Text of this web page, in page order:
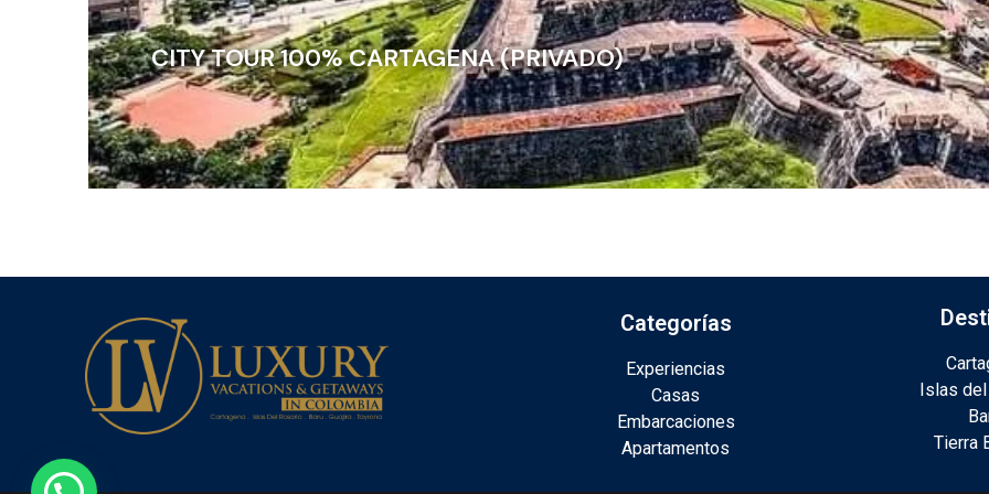
CITY TOUR 100% CARTAGENA (PRIVADO)
Categorías
Experiencias
Casas
Embarcaciones
Apartamentos
Islas
Tierra